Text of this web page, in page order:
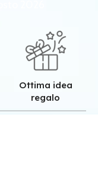
Ottima idea
regalo